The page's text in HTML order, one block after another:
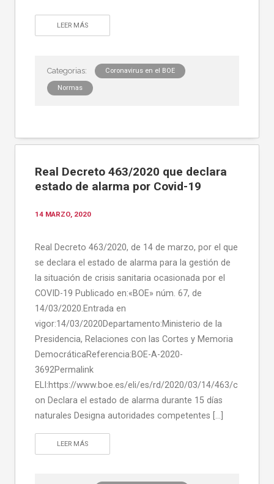
LEER MÁS
Coronavirus en el BOE
Normas
Real Decreto 463/2020 que declara
estado de alarma por Covid-19
14 MARZO, 2020
Real Decreto 463/2020, de 14 de marzo, por el que
se declara el estado de alarma para la gestión de
la situación de crisis sanitaria ocasionada por el
COVID-19 Publicado en:«BOE» núm. 67, de
14/03/2020.Entrada en
vigor:14/03/2020Departamento:Ministerio de la
Presidencia, Relaciones con las Cortes y Memoria
DemocráticaReferencia:BOE-A-2020-
3692Permalink
ELI:https://www.boe.es/eli/es/rd/2020/03/14/463/c
on Declara el estado de alarma durante 15 días
naturales Designa autoridades competentes […]
LEER MÁS